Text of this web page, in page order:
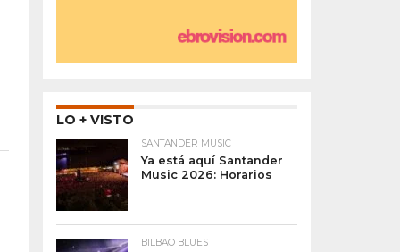
LO + VISTO
SANTANDER MUSIC
Ya está aquí Santander
Music 2026: Horarios
BILBAO BLUES